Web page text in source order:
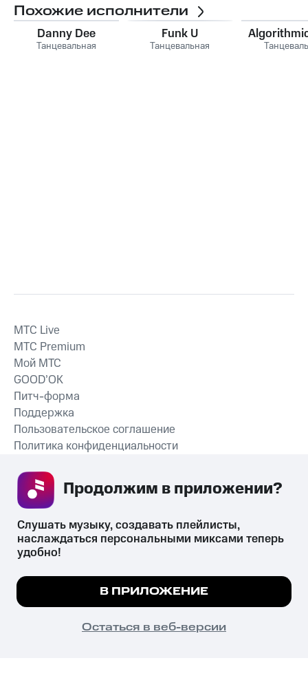
Похожие исполнители
Danny Dee
Танцевальная
Funk U
Танцевальная
СКАЧАТЬ ПРИЛОЖЕНИЕ
MTС Live
MTС Premium
Мой МТС
GOOD’OK
Питч-форма
Поддержка
Пользовательское соглашение
Политика конфиденциальности
психотропных веществ, их аналогов причиняет вред здоровью,
их незаконный оборот запрещён и влечёт установленную
законодательством ответственность.
© 2026 ООО «КИОН».
Все права защищены
Мы используем куки, чтобы на сайте все
Подробнее
ПОНЯТНО
Слушать музыку, создавать плейлисты,
наслаждаться персональными миксами теперь
удобно!
В ПРИЛОЖЕНИЕ
Остаться в веб-версии